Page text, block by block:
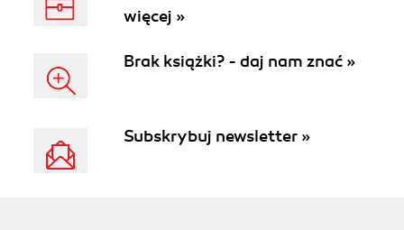
więcej »
Brak książki? - daj nam znać »
Subskrybuj newsletter »